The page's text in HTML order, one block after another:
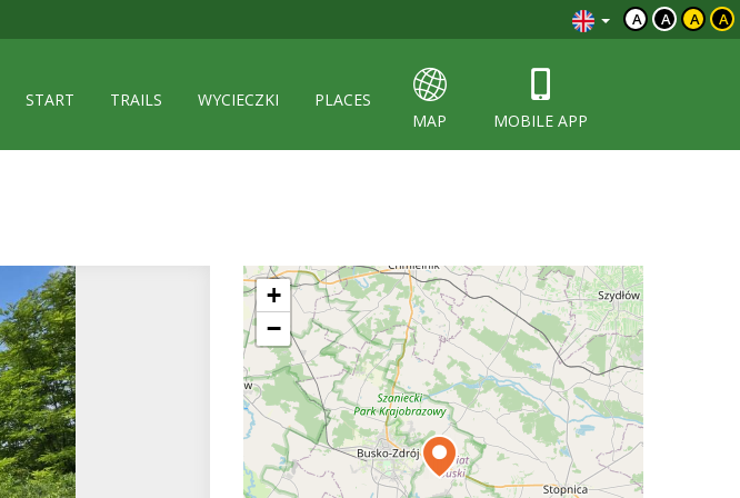
A A A A
START TRAILS WYCIECZKI
PLACES
MAP
MOBILE APP
+
−